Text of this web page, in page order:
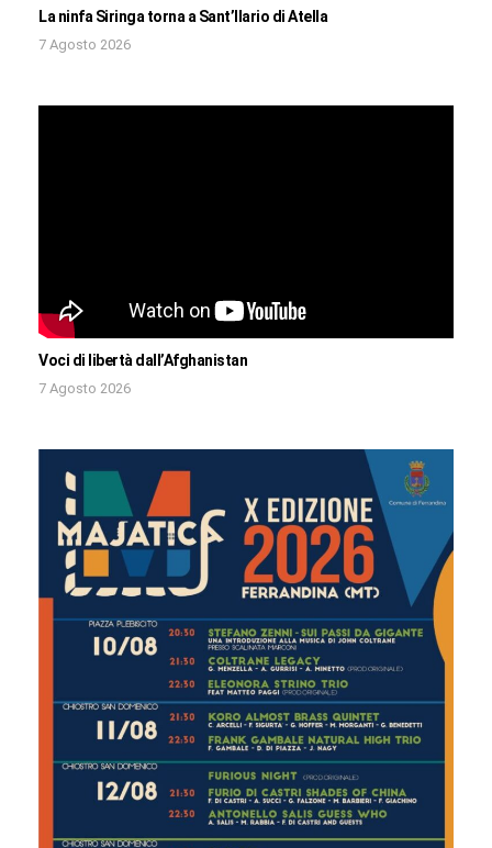
La ninfa Siringa torna a Sant’Ilario di Atella
7 Agosto 2026
Voci di libertà dall’Afghanistan
7 Agosto 2026